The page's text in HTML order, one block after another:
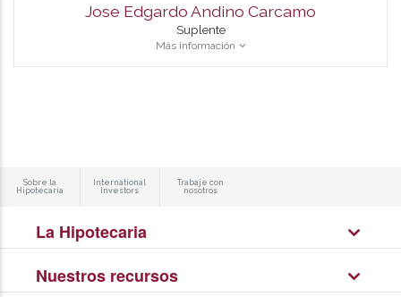
Jose Edgardo Andino Carcamo
Suplente
Más información
Sobre la
Hipotecaria
International
Investors
Trabaje con
nosotros
La Hipotecaria
Nuestros recursos